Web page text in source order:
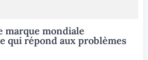
marque mondiale
qui répond aux problèmes